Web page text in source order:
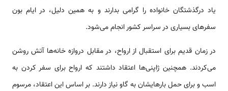
یاد درگذشتگان خانواده را گرامی بدارند و به همین دلیل، در ایام بون
سفرهای بسیاری در سراسر کشور انجام می‌شود.
در زمان قدیم برای استقبال از ارواح، در مقابل دروازه خانه‌ها آتش روشن
می‌کردند. همچنین ژاپنی‌ها اعتقاد داشتند که ارواح برای سفر کردن به
اسب و برای حمل بارهایشان به گاو نیاز دارند. بر اساس این اعتقاد، مرسوم